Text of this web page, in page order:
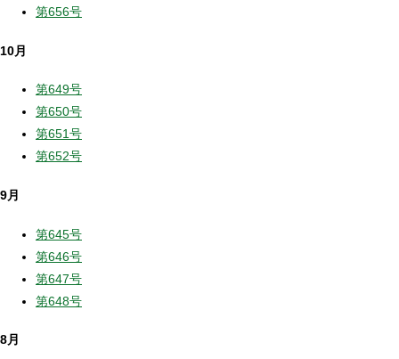
第656号
10月
第649号
第650号
第651号
第652号
9月
第645号
第646号
第647号
第648号
8月